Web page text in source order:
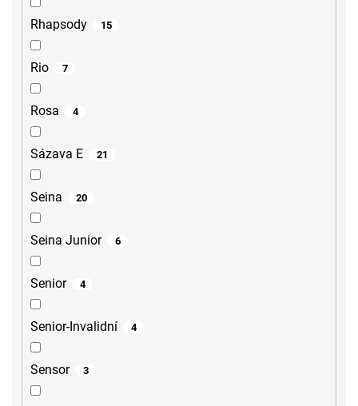
Rhapsody 15
Rio 7
Rosa 4
Sázava E 21
Seina 20
Seina Junior 6
Senior 4
Senior-Invalidní 4
Sensor 3